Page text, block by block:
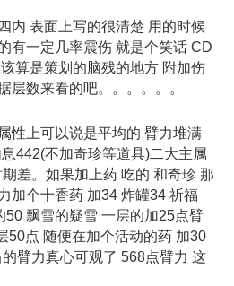
表面上写的很清楚 用的时候
有一定几率震伤 就是个笑话 CD
算是策划的脑残的地方 附加伤
层数来看的吧。。。。。。
上可以说是平均的 臂力堆满
442(不加奇珍等道具)二大主属
差。如果加上药 吃的 和奇珍 那
加个十香药 加34 炸罐34 祈福
50 飘雪的疑雪 一层的加25点臂
50点 随便在加个活动的药 加30
臂力真心可观了 568点臂力 这